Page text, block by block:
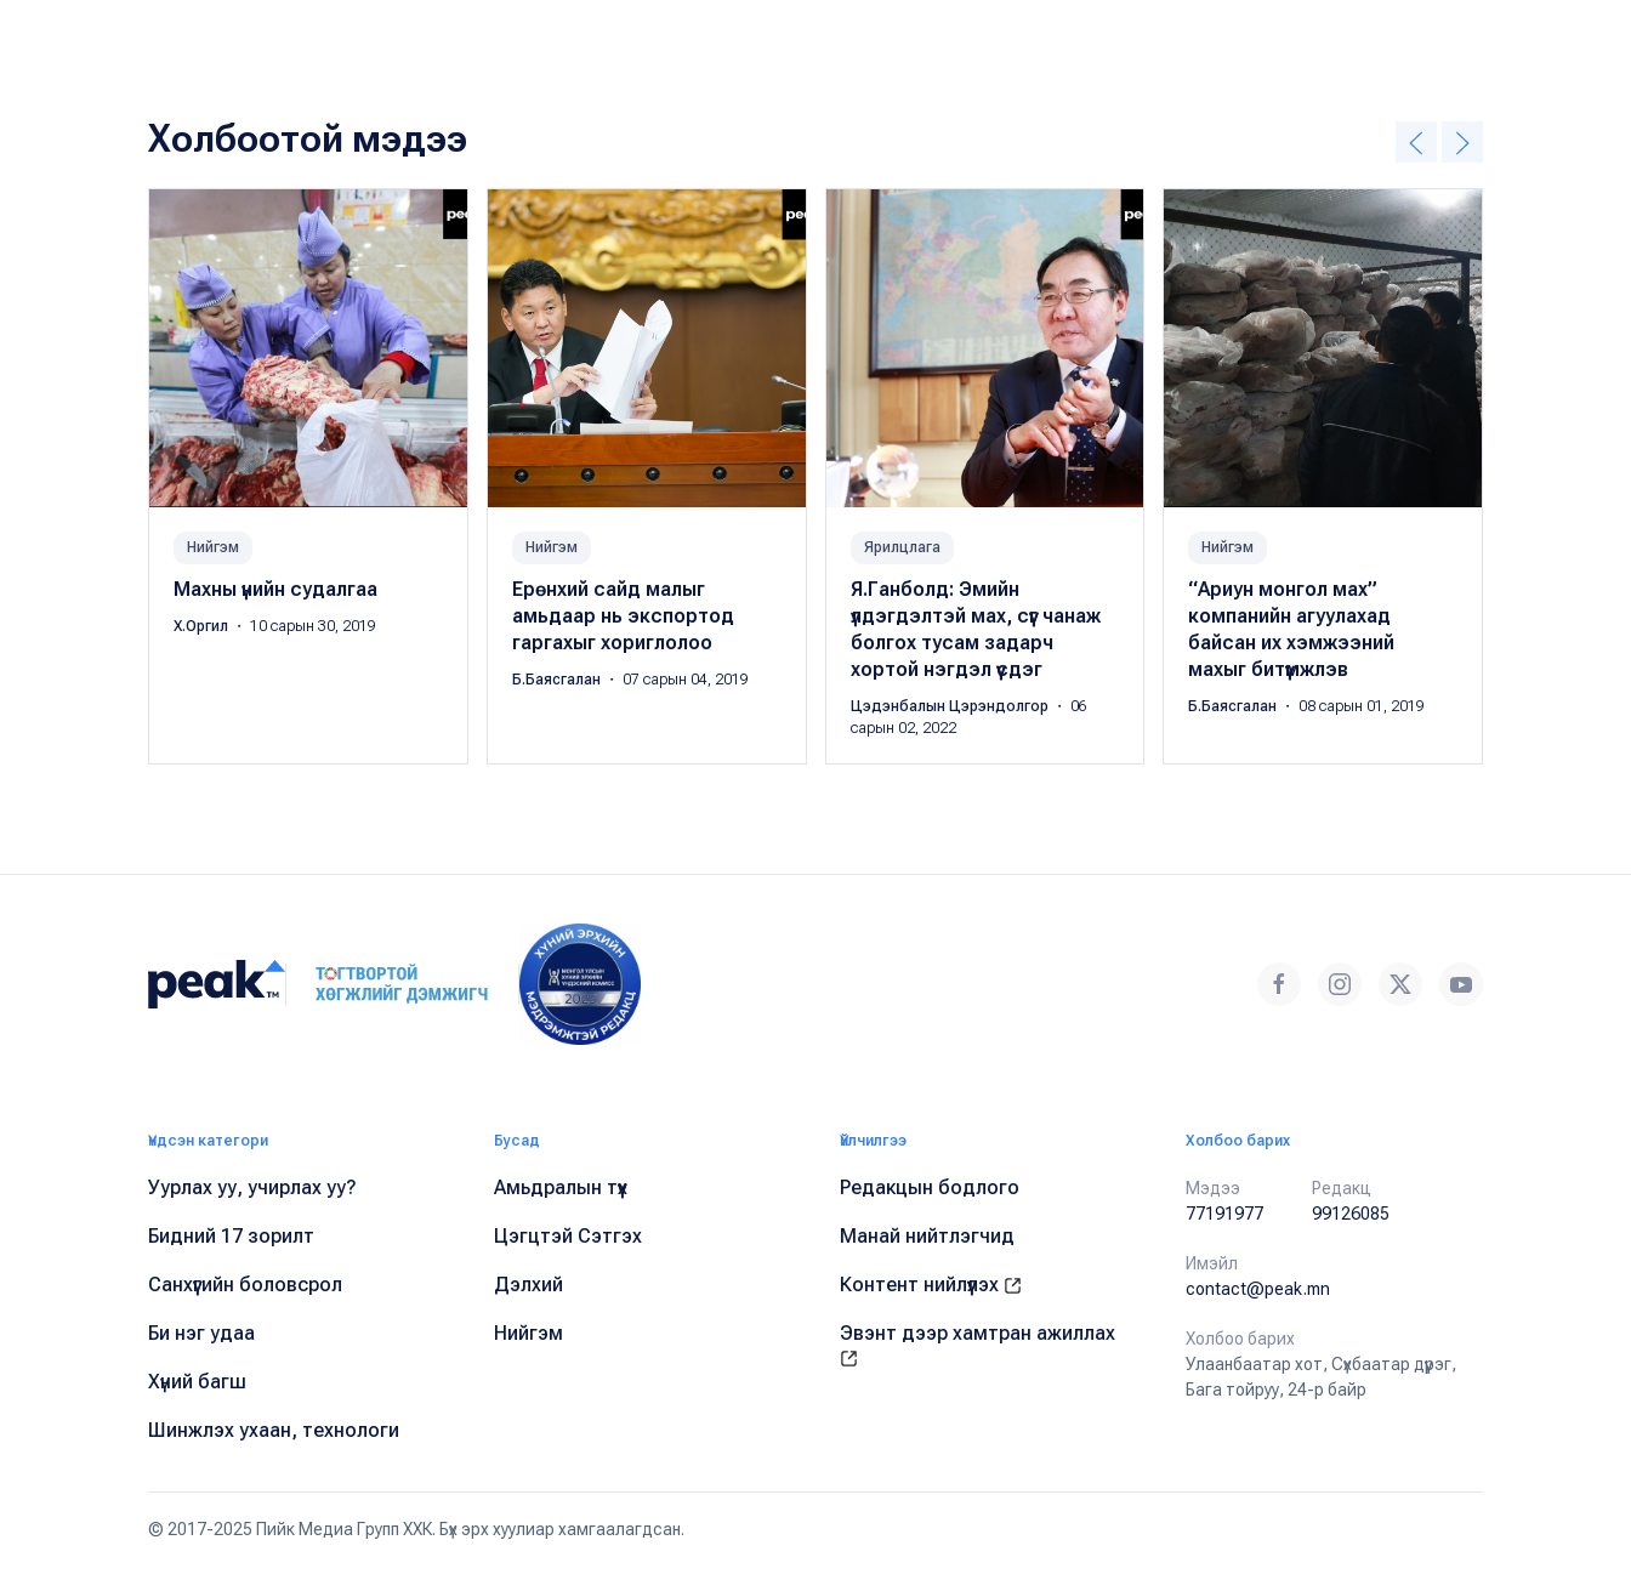
Холбоотой мэдээ
Нийгэм
Махны үнийн судалгаа ​
Х.Оргил ・ 10 сарын 30, 2019
Нийгэм
Ерөнхий сайд малыг
амьдаар нь экспортод
гаргахыг хориглолоо
Б.Баясгалан ・ 07 сарын 04, 2019
Ярилцлага
Я.Ганболд: Эмийн
үлдэгдэлтэй мах, сүүг чанаж
болгох тусам задарч
хортой нэгдэл үүсдэг
Цэдэнбалын Цэрэндолгор
・ 06
сарын 02, 2022
Нийгэм
“Ариун монгол мах”
компанийн агуулахад
байсан их хэмжээний
махыг битүүмжлэв
Б.Баясгалан ・ 08 сарын 01, 2019
Үндсэн категори
Уурлах уу, учирлах уу?
Бидний 17 зорилт
Санхүүгийн боловсрол
Би нэг удаа
Хүний багш
Шинжлэх ухаан, технологи
Бусад
Амьдралын түүх
Цэгцтэй Сэтгэх
Дэлхий
Нийгэм
Үйлчилгээ
Редакцын бодлого
Манай нийтлэгчид
Контент нийлүүлэх
Эвэнт дээр хамтран ажиллах
Холбоо барих
Мэдээ
77191977
Редакц
99126085
Имэйл
contact@peak.mn
Холбоо барих
Улаанбаатар хот, Сүхбаатар дүүрэг,
Бага тойруу, 24-р байр
© 2017-2025 Пийк Медиа Групп ХХК. Бүх эрх хуулиар хамгаалагдсан.